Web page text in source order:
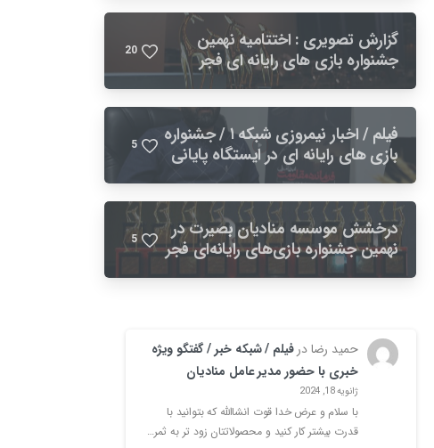
گزارش تصویری : اختتامیه نهمین
جشنواره بازی های رایانه ای فجر
20
فیلم / اخبار نیمروزی شبکه ۱ / جشنواره
بازی های رایانه ای در ایستگاه پایانی
5
درخشش موسسه منادیان بصیرت در
نهمین جشنواره بازی‌های رایانه‌ای فجر
5
حمید رضادرفیلم / شبکه خبر / گفتگو ویژه
خبری با حضور مدیر عامل منادیان
ژانویه 18, 2024
با سلام و عرض خدا قوت انشاالله که بتوانید با
قدرت بیشتر کار کنید و محصولاتتان زود تر به ثمر…